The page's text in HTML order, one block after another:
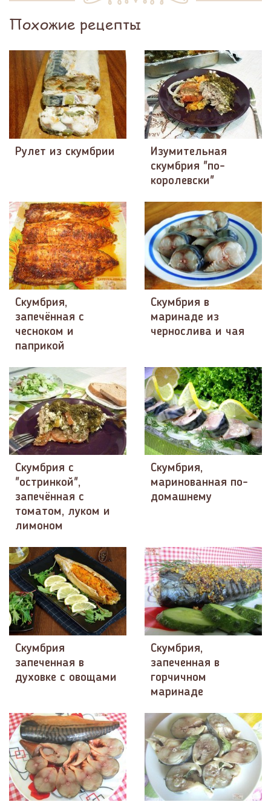
Похожие рецепты
Рулет из скумбрии
Изумительная
скумбрия "по-
королевски"
Скумбрия,
запечённая с
чесноком и
паприкой
Скумбрия в
маринаде из
чернослива и чая
Скумбрия с
"остринкой",
запечённая с
томатом, луком и
лимоном
Скумбрия,
маринованная по-
домашнему
Скумбрия
запеченная в
духовке с овощами
Скумбрия,
запеченная в
горчичном
маринаде